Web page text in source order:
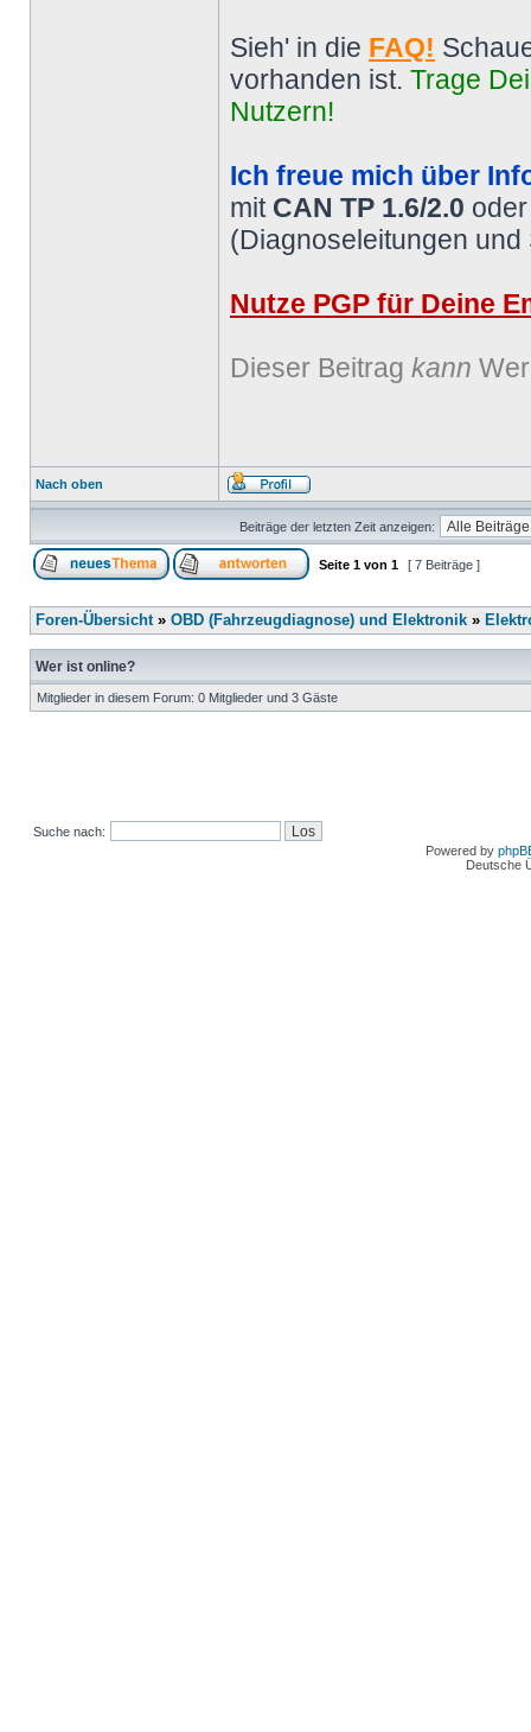
Sieh' in die FAQ!
vorhanden ist. Trage
Nutzern!
Ich freue mich über
mit CAN TP 1.6/2.0
(Diagnoseleitungen
Nutze PGP für Deine
Dieser Beitrag kann
Nach oben
Beiträge der letzten Zeit anzeigen:
Seite 1 von 1 [ 7 Beiträge ]
Foren-Übersicht» OBD (Fahrzeugdiagnose) und Elektronik »
Wer ist online?
Mitglieder in diesem Forum: 0 Mitglieder und 3 Gäste
Suche nach:
Powered by
Deutsche